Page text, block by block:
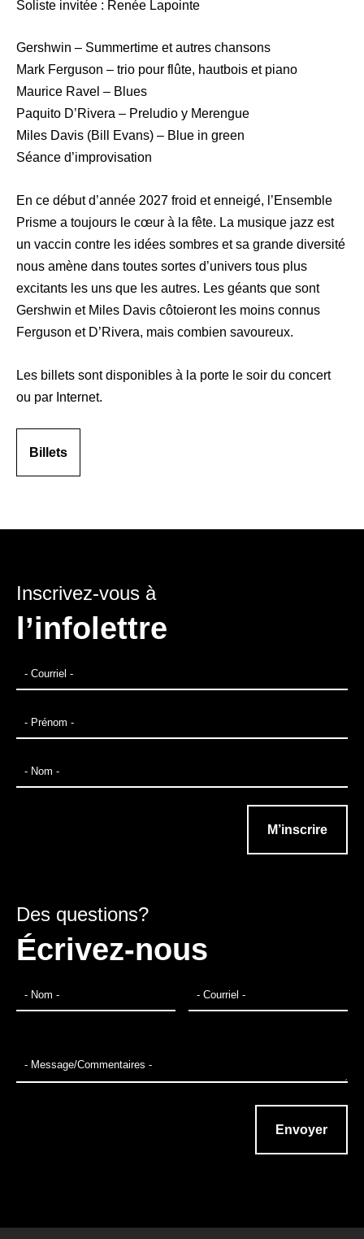
Soliste invitée : Renée Lapointe
Gershwin – Summertime et autres chansons
Mark Ferguson – trio pour flûte, hautbois et piano
Maurice Ravel – Blues
Paquito D’Rivera – Preludio y Merengue
Miles Davis (Bill Evans) – Blue in green
Séance d’improvisation
En ce début d’année 2027 froid et enneigé, l’Ensemble
Prisme a toujours le cœur à la fête. La musique jazz est
un vaccin contre les idées sombres et sa grande diversité
nous amène dans toutes sortes d’univers tous plus
excitants les uns que les autres. Les géants que sont
Gershwin et Miles Davis côtoieront les moins connus
Ferguson et D’Rivera, mais combien savoureux.
Les billets sont disponibles à la porte le soir du concert
ou par Internet.
Billets
Inscrivez-vous à
l’infolettre
Des questions?
Écrivez-nous